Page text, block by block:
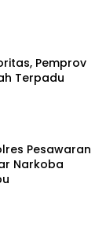
Pemprov
Terpadu
Pesawaran
Narkoba